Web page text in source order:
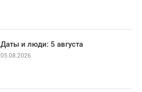
Даты и люди: 5 августа
05.08.2026